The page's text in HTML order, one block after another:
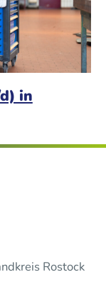
in
Rostock